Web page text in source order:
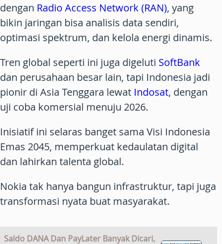
dengan Radio Access Network (RAN), yang
bikin jaringan bisa analisis data sendiri,
optimasi spektrum, dan kelola energi dinamis.
Tren global seperti ini juga digeluti SoftBank
dan perusahaan besar lain, tapi Indonesia jadi
pionir di Asia Tenggara lewat Indosat, dengan
uji coba komersial menuju 2026.
Inisiatif ini selaras banget sama Visi Indonesia
Emas 2045, memperkuat kedaulatan digital
dan lahirkan talenta global.
Nokia tak hanya bangun infrastruktur, tapi juga
transformasi nyata buat masyarakat.
Saldo DANA Dan PayLater Banyak Dicari,